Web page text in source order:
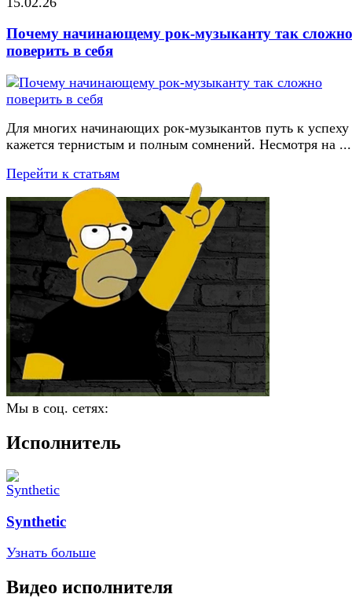
Почему начинающему рок-музыканту так сложно
поверить в себя
Для многих начинающих рок-музыкантов путь к успеху
кажется тернистым и полным сомнений. Несмотря на ...
Перейти к статьям
Мы в соц. сетях:
Исполнитель
Synthetic
Узнать больше
Видео исполнителя